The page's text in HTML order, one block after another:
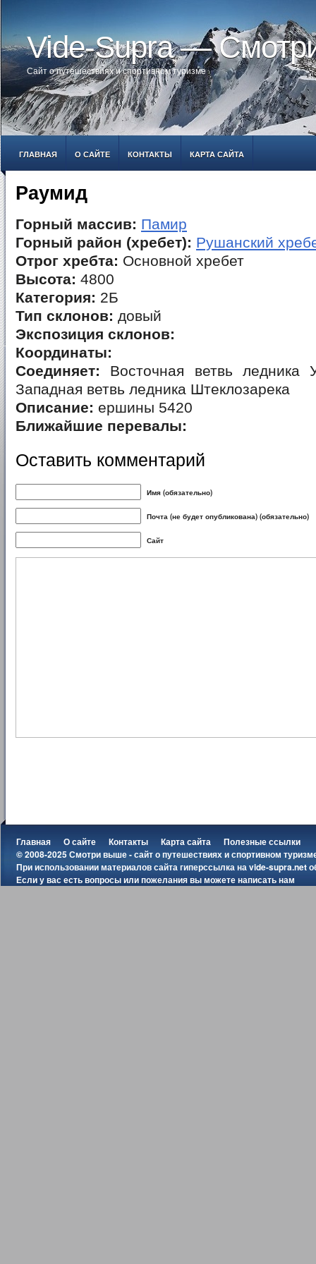
Vide-Supra —
Сайт о путешествиях и спортивном туризме
ГЛАВНАЯ О САЙТЕ КОНТАКТЫ КАРТА САЙТА
Раумид
Горный массив: Памир
Горный район (хребет): Рушанский
Отрог хребта: Основной хребет
Высота: 4800
Категория: 2Б
Тип склонов: довый
Экспозиция склонов:
Координаты:
Соединяет: Восточная ветвь
Западная ветвь ледника Штеклозарека
Описание: ершины 5420
Ближайшие перевалы:
Оставить комментарий
Имя (обязательно)
Почта (не будет опубликована) (обязательно)
Сайт
Главная О сайте Контакты Карта сайта
Полезные ссылки
© 2008-2025 Смотри выше - сайт о путешествиях и спортивном
При использовании материалов сайта гиперссылка наvide-supra.net
Если у вас есть вопросы или пожелания вы можетенаписать нам